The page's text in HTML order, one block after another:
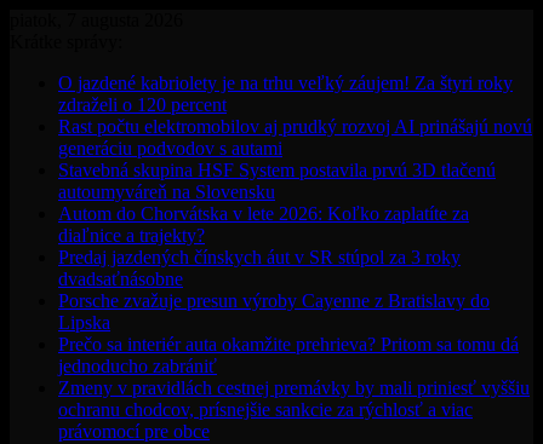
O jazdené kabriolety je na trhu veľký záujem! Za štyri roky
zdraželi o 120 percent
Rast počtu elektromobilov aj prudký rozvoj AI prinášajú novú
generáciu podvodov s autami
Stavebná skupina HSF System postavila prvú 3D tlačenú
autoumyváreň na Slovensku
Autom do Chorvátska v lete 2026: Koľko zaplatíte za
diaľnice a trajekty?
Predaj jazdených čínskych áut v SR stúpol za 3 roky
dvadsaťnásobne
Porsche zvažuje presun výroby Cayenne z Bratislavy do
Lipska
Prečo sa interiér auta okamžite prehrieva? Pritom sa tomu dá
jednoducho zabrániť
Zmeny v pravidlách cestnej premávky by mali priniesť vyššiu
ochranu chodcov, prísnejšie sankcie za rýchlosť a viac
právomocí pre obce